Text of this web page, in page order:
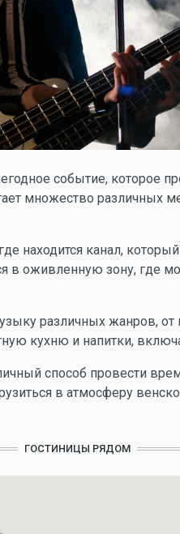
событие, которое
множество различных
находится канал,
в оживленную зону, где
различных жанров, от
кухню и напитки,
способ провести
в атмосферу
ГОСТИНИЦЫ РЯДОМ